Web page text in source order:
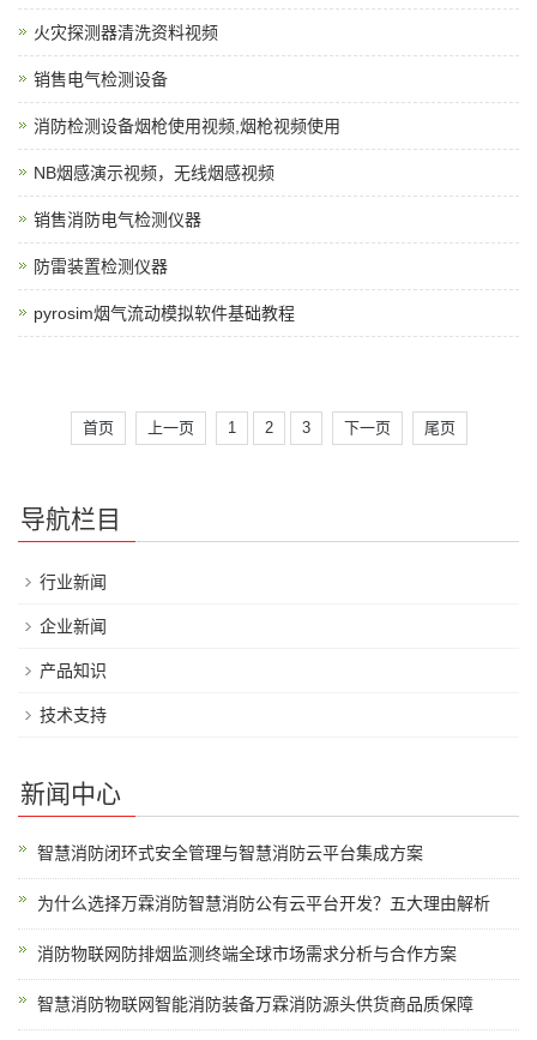
火灾探测器清洗资料视频
销售电气检测设备
消防检测设备烟枪使用视频,烟枪视频使用
NB烟感演示视频，无线烟感视频
销售消防电气检测仪器
防雷装置检测仪器
pyrosim烟气流动模拟软件基础教程
首页 上一页 1 2 3 下一页 尾页
导航栏目
行业新闻
企业新闻
产品知识
技术支持
新闻中心
智慧消防闭环式安全管理与智慧消防云平台集成方案
为什么选择万霖消防智慧消防公有云平台开发？五大理由解析
消防物联网防排烟监测终端全球市场需求分析与合作方案
智慧消防物联网智能消防装备万霖消防源头供货商品质保障